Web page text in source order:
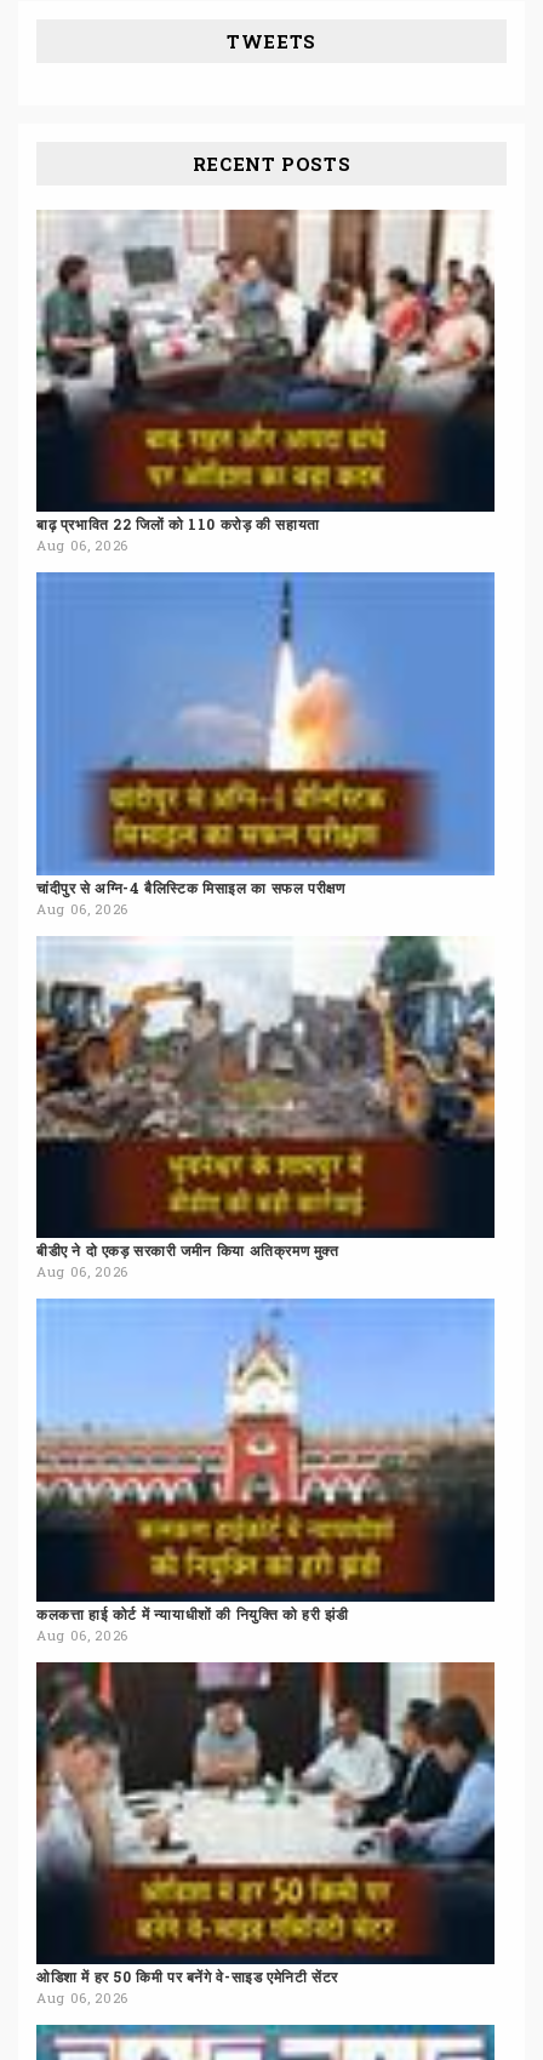
TWEETS
RECENT POSTS
बाढ़ प्रभावित 22 जिलों को 110 करोड़ की सहायता
Aug 06, 2026
चांदीपुर से अग्नि-4 बैलिस्टिक मिसाइल का सफल परीक्षण
Aug 06, 2026
बीडीए ने दो एकड़ सरकारी जमीन किया अतिक्रमण मुक्त
Aug 06, 2026
कलकत्ता हाई कोर्ट में न्यायाधीशों की नियुक्ति को हरी झंडी
Aug 06, 2026
ओडिशा में हर 50 किमी पर बनेंगे वे-साइड एमेनिटी सेंटर
Aug 06, 2026